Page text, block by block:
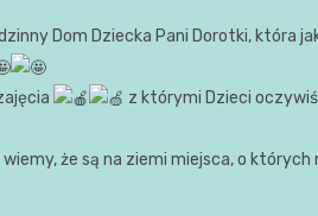
Dom Dziecka Pani Dorotki, która
z którymi Dzieci
że są na ziemi miejsca, o